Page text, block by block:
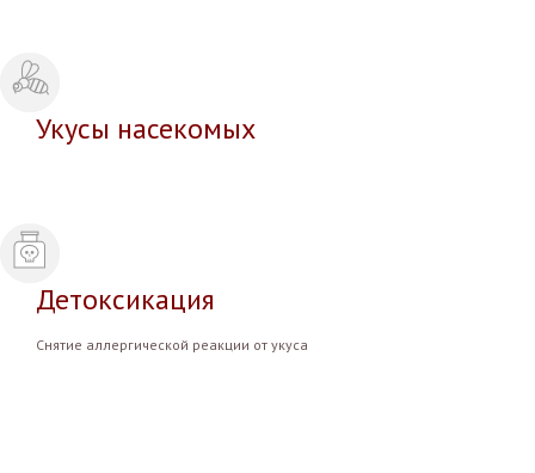
Укусы насекомых
Детоксикация
Снятие аллергической реакции от укуса